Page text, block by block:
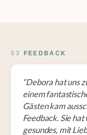
03 FEEDBACK
“Debora hat uns
einem
Gästen kam
Feedback. Sie
gesundes, mit